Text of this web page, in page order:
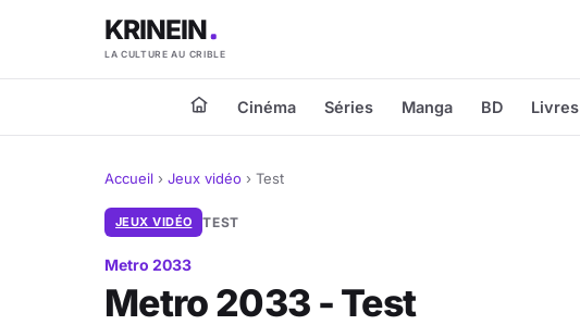
KRINEIN
LA CULTURE AU CRIBLE
Cinéma Séries Manga BD Livres
Accueil › Jeux vidéo › Test
JEUX VIDÉO TEST
Metro 2033
Metro 2033 - Test